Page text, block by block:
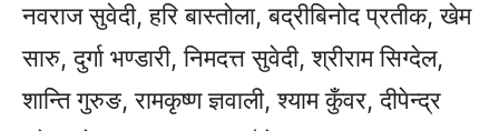
नवराज सुवेदी, हरि बास्तोला, बद्रीबिनोद प्रतीक, खेम
सारु, दुर्गा भण्डारी, निमदत्त सुवेदी, श्रीराम सिग्देल,
शान्ति गुरुङ, रामकृष्ण ज्ञवाली, श्याम कुँवर, दीपेन्द्र